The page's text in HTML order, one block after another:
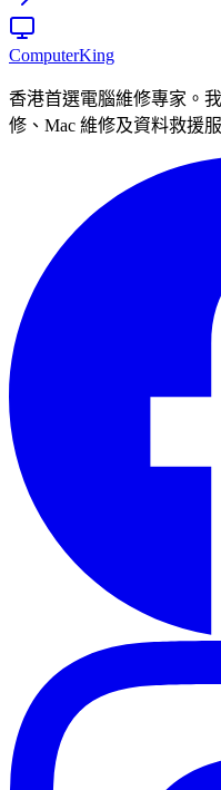
ComputerKing
香港首選電腦維修專家。
修、Mac 維修及資料救援